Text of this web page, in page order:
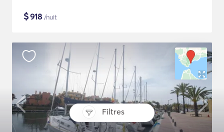
Filtres
$918 /nuit